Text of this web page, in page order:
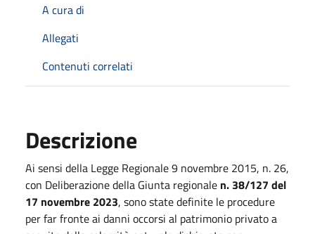
A cura di
Allegati
Contenuti correlati
Descrizione
Ai sensi della Legge Regionale 9 novembre 2015, n. 26,
con Deliberazione della Giunta regionale n. 38/127 del
17 novembre 2023, sono state definite le procedure
per far fronte ai danni occorsi al patrimonio privato a